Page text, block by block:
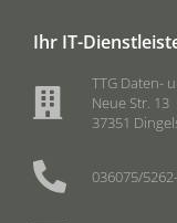
Ihr IT-
TTG Daten-
Neue Str. 13
37351
036075/